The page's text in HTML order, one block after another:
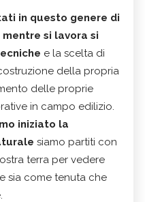
in questo genere di
si lavora si
e la scelta di
della propria
delle proprie
in campo edilizio.
iniziato la
siamo partiti con
terra per vedere
sia come tenuta che